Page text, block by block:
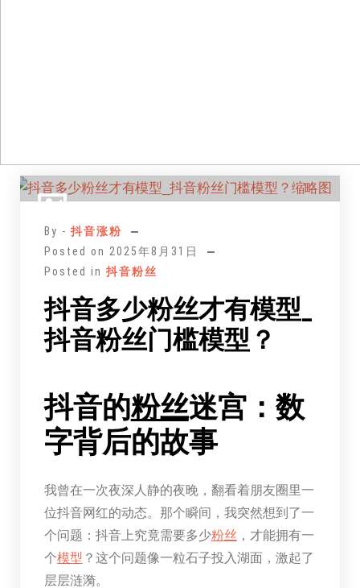
By - 抖音涨粉
Posted on 2025年8月31日
Posted in 抖音粉丝
抖音多少粉丝才有模型_
抖音粉丝门槛模型？
抖音的粉丝迷宫：数
字背后的故事
我曾在一次夜深人静的夜晚，翻看着朋友圈里一
位抖音网红的动态。那个瞬间，我突然想到了一
个问题：抖音上究竟需要多少粉丝 ，才能拥有一
个模型 ？这个问题像一粒石子投入湖面，激起了
层层涟漪。